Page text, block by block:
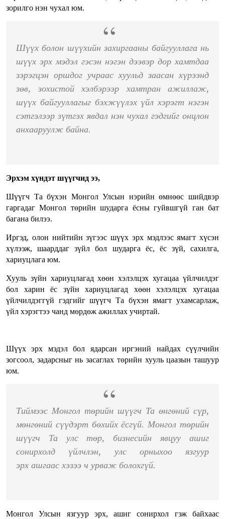
зорилго нэн чухал юм.
Шүүх болон шүүхийн захиргааны байгууллага нь
шүүх эрх мэдэл гэсэн нэгэн дээвэр дор хамтдаа
зэрэгцэн оршдог учраас хуульд заасан хүрээнд
зөв, зохистой хэлбэрээр хамтран ажиллаж,
шүүх байгууллагыг бэхжүүлэх үйл хэрэгт нэгэн
сэтгэлээр зүтгэх явдал нэн чухал гэдгийг онцлон
анхааруулж байна.
Эрхэм хүндэт шүүгчид ээ,
Шүүгч Та бүхэн Монгол Улсын нэрийн өмнөөс шийдвэр
гаргадаг Монгол төрийн шударга ёсны гуйвшгүй ган бат
багана билээ.
Иргэд, олон нийтийн зүгээс шүүх эрх мэдлээс ямагт хүсэн
хүлээж, шаарддаг зүйл бол шударга ёс, ёс зүй, сахилга,
хариуцлага юм.
Хууль зүйн хариуцлагад хөөн хэлэлцэх хугацаа үйлчилдэг
бол харин ёс зүйн хариуцлагад хөөн хэлэлцэх хугацаа
үйлчилдэггүй гэдгийг шүүгч Та бүхэн ямагт ухамсарлаж,
үйл хэрэгтээ чанд мөрдөж ажиллах учиртай.
Шүүх эрх мэдэл бол ядарсан иргэний найдах сүүлчийн
зогсоол, задарсныг нь засаглах төрийн хууль цаазын ташуур
юм.
Тиймээс Монгол төрийн шүүгч Та өнгөний сүр,
мөнгөний сүүдэрт бөхийх ёсгүй. Монгол төрийн
шүүгч Та улс төр, бизнесийн явцуу ашиг
сонирхолд үйлчлэн, улс орныхоо язгуур
эрх ашгаас хэзээ ч урваж болохгүй.
Монгол Улсын язгуур эрх, ашиг сонирхол гэж байхаас